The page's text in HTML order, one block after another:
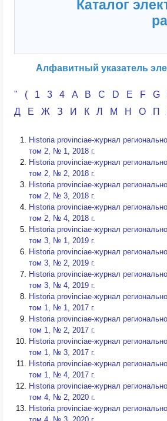
Каталог
Алфавитный указатель
" ( 1 3 4 A B C D E F G
Д
Е Ж З И К Л М Н О П
Historia provinciae-журнал
том 2, № 1, 2018 г.
Historia provinciae-журнал
том 2, № 2, 2018 г.
Historia provinciae-журнал
том 2, № 3, 2018 г.
Historia provinciae-журнал
том 2, № 4, 2018 г.
Historia provinciae-журнал
том 3, № 1, 2019 г.
Historia provinciae-журнал
том 3, № 2, 2019 г.
Historia provinciae-журнал
том 3, № 4, 2019 г.
Historia provinciae-журнал
том 1, № 1, 2017 г.
Historia provinciae-журнал
том 1, № 2, 2017 г.
Historia provinciae-журнал
том 1, № 3, 2017 г.
Historia provinciae-журнал
том 1, № 4, 2017 г.
Historia provinciae-журнал
том 4, № 2, 2020 г.
Historia provinciae-журнал